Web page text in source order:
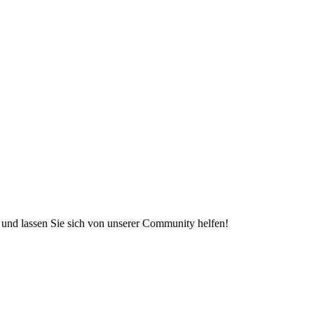
lassen Sie sich von unserer Community helfen!